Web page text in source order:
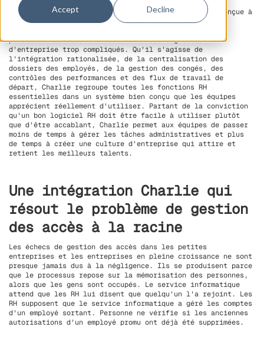
Accept Decline
Charlie est une plateforme RH moderne et intuitive conçue à
partir de zéro pour les petites entreprises en pleine
personnel sans avoir à recourir à des logiciels
d'entreprise trop compliqués. Qu'il s'agisse de
l'intégration rationalisée, de la centralisation des
dossiers des employés, de la gestion des congés, des
contrôles des performances et des flux de travail de
départ, Charlie regroupe toutes les fonctions RH
essentielles dans un système bien conçu que les équipes
apprécient réellement d'utiliser. Partant de la conviction
qu'un bon logiciel RH doit être facile à utiliser plutôt
que d'être accablant, Charlie permet aux équipes de passer
moins de temps à gérer les tâches administratives et plus
de temps à créer une culture d'entreprise qui attire et
retient les meilleurs talents.
Une intégration Charlie qui
résout le problème de gestion
des accès à la racine
Les échecs de gestion des accès dans les petites
entreprises et les entreprises en pleine croissance ne sont
presque jamais dus à la négligence. Ils se produisent parce
que le processus repose sur la mémorisation des personnes,
alors que les gens sont occupés. Le service informatique
attend que les RH lui disent que quelqu'un l'a rejoint. Les
RH supposent que le service informatique a géré les comptes
d'un employé sortant. Personne ne vérifie si les anciennes
autorisations d'un employé promu ont déjà été supprimées.